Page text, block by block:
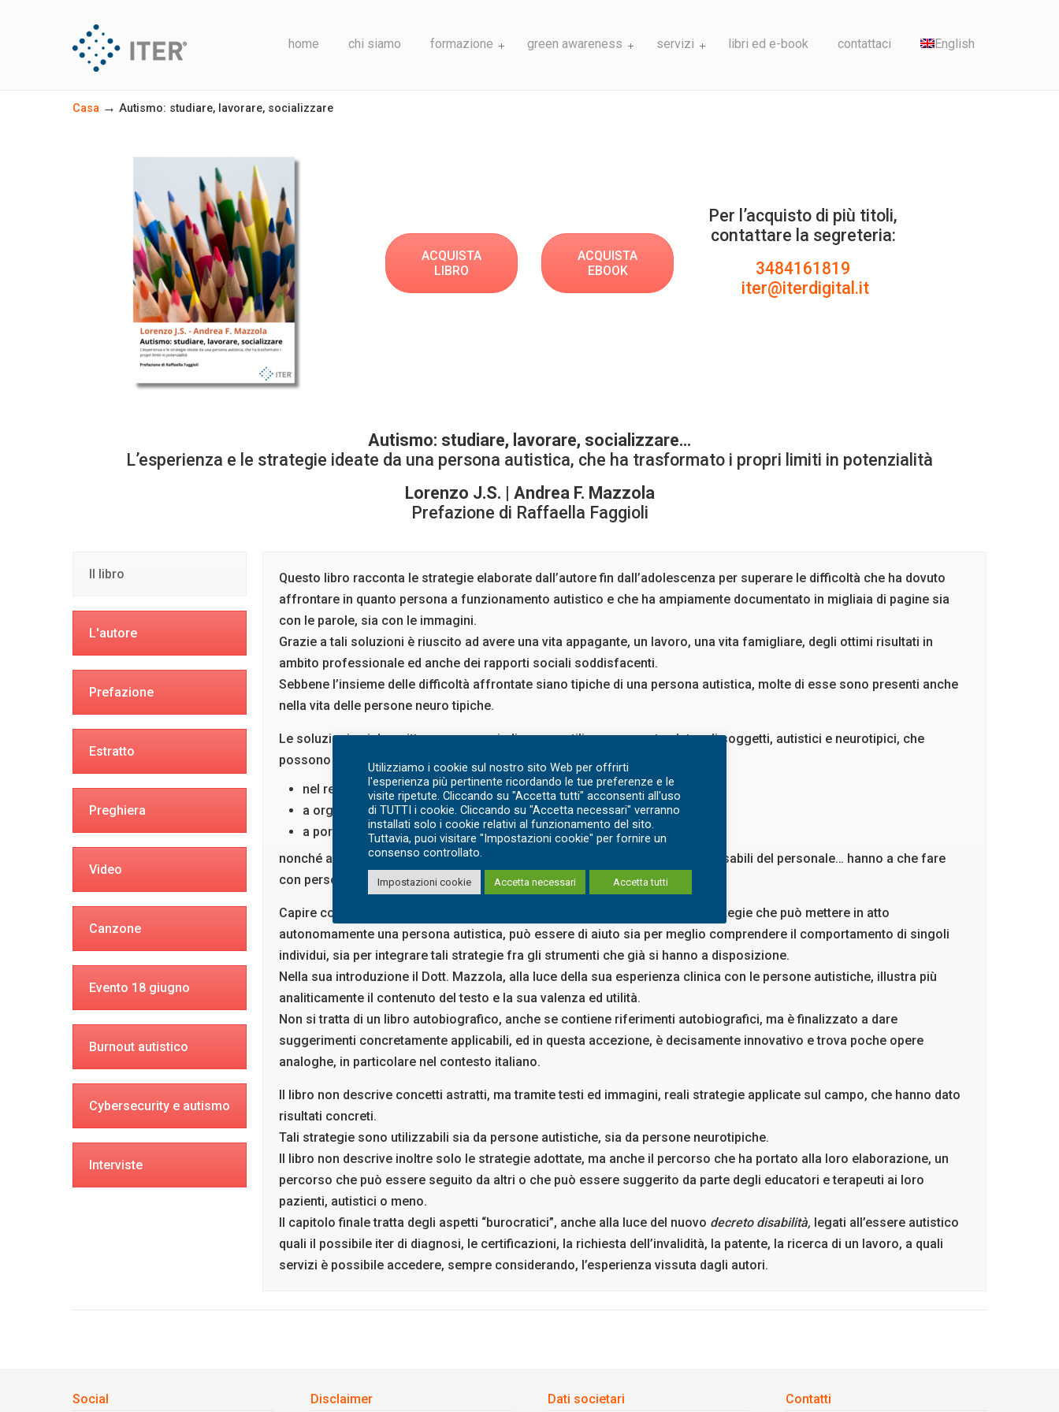
home chi siamo formazione green awareness servizi libri ed e-book contattaci English
Casa → Autismo: studiare, lavorare, socializzare
ACQUISTA
LIBRO
ACQUISTA
EBOOK
Per l’acquisto di più titoli,
contattare la segreteria:
3484161819
iter@iterdigital.it
Autismo: studiare, lavorare, socializzare…
L’esperienza e le strategie ideate da una persona autistica, che ha trasformato i propri limiti in potenzialità
Lorenzo J.S. | Andrea F. Mazzola
Prefazione di Raffaella Faggioli
Il libro
L'autore
Prefazione
Estratto
Preghiera
Video
Canzone
Evento 18 giugno
Burnout autistico
Cybersecurity e autismo
Interviste
Questo libro racconta le strategie elaborate dall’autore fin dall’adolescenza per superare le difficoltà che ha dovuto
affrontare in quanto persona a funzionamento autistico e che ha ampiamente documentato in migliaia di pagine sia
con le parole, sia con le immagini.
Grazie a tali soluzioni è riuscito ad avere una vita appagante, un lavoro, una vita famigliare, degli ottimi risultati in
ambito professionale ed anche dei rapporti sociali soddisfacenti.
Sebbene l’insieme delle difficoltà affrontate siano tipiche di una persona autistica, molte di esse sono presenti anche
nella vita delle persone neuro tipiche.
Le soluzioni qui descritte possono quindi essere utili per una vasta platea di soggetti, autistici e neurotipici, che
possono avere problemi in particolare:
nel relazionarsi con le altre persone
a organizzare il proprio tempo
a porsi ed a raggiungere degli obiettivi
nonché a quanti, famigliari, operatori sanitari, educatori e insegnanti, responsabili del personale… hanno a che fare
con persone autistiche.
Capire come ragiona, quali siano le difficoltà che affronta, quali siano le strategie che può mettere in atto
autonomamente una persona autistica, può essere di aiuto sia per meglio comprendere il comportamento di singoli
individui, sia per integrare tali strategie fra gli strumenti che già si hanno a disposizione.
Nella sua introduzione il Dott. Mazzola, alla luce della sua esperienza clinica con le persone autistiche, illustra più
analiticamente il contenuto del testo e la sua valenza ed utilità.
Non si tratta di un libro autobiografico, anche se contiene riferimenti autobiografici, ma è finalizzato a dare
suggerimenti concretamente applicabili, ed in questa accezione, è decisamente innovativo e trova poche opere
analoghe, in particolare nel contesto italiano.
Il libro non descrive concetti astratti, ma tramite testi ed immagini, reali strategie applicate sul campo, che hanno dato
risultati concreti.
Tali strategie sono utilizzabili sia da persone autistiche, sia da persone neurotipiche.
Il libro non descrive inoltre solo le strategie adottate, ma anche il percorso che ha portato alla loro elaborazione, un
percorso che può essere seguito da altri o che può essere suggerito da parte degli educatori e terapeuti ai loro
pazienti, autistici o meno.
Il capitolo finale tratta degli aspetti “burocratici”, anche alla luce del nuovo decreto disabilità, legati all’essere autistico
quali il possibile iter di diagnosi, le certificazioni, la richiesta dell’invalidità, la patente, la ricerca di un lavoro, a quali
servizi è possibile accedere, sempre considerando, l’esperienza vissuta dagli autori.
Social Disclaimer Dati societari Contatti
Utilizziamo i cookie sul nostro sito Web per offrirti
l'esperienza più pertinente ricordando le tue preferenze e le
visite ripetute. Cliccando su "Accetta tutti" acconsenti all'uso
di TUTTI i cookie. Cliccando su "Accetta necessari" verranno
installati solo i cookie relativi al funzionamento del sito.
Tuttavia, puoi visitare "Impostazioni cookie" per fornire un
consenso controllato.
Impostazioni cookie Accetta necessari Accetta tutti